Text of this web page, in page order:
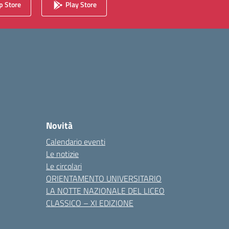
Store Play Store
Novità
Calendario eventi
Le notizie
Le circolari
ORIENTAMENTO UNIVERSITARIO
LA NOTTE NAZIONALE DEL LICEO
CLASSICO – XI EDIZIONE